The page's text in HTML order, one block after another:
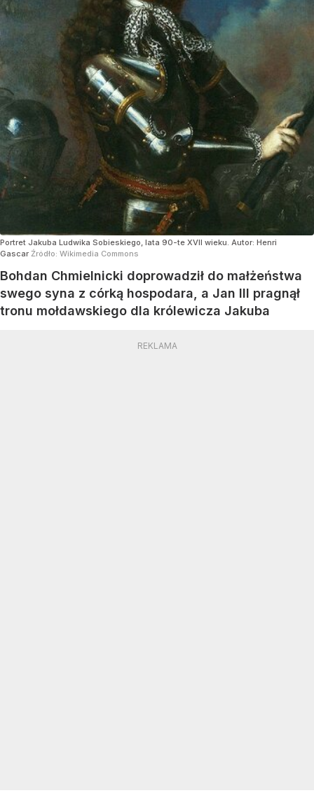
Portret Jakuba Ludwika Sobieskiego, lata 90-te XVII wieku. Autor: Henri
Gascar Źródło: Wikimedia Commons
Bohdan Chmielnicki doprowadził do małżeństwa
swego syna z córką hospodara, a Jan III pragnął
tronu mołdawskiego dla królewicza Jakuba